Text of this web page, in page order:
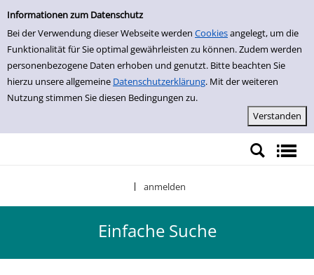
Einfache Suche
Informationen zum Datenschutz
Bei der Verwendung dieser Webseite werden Cookiesangelegt, um die
Funktionalität für Sie optimal gewährleisten zu können. Zudem werden
personenbezogene Daten erhoben und genutzt. Bitte beachten Sie
hierzu unsere allgemeine Datenschutzerklärung. Mit der weiteren
Nutzung stimmen Sie diesen Bedingungen zu.
Zur Detailanzeige springen
anmelden
Einfache Suche